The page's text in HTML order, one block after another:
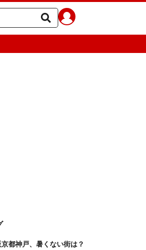
京都神戸、暑くない街は？